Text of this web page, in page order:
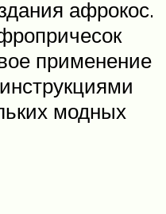
афрокос.
применение
модных